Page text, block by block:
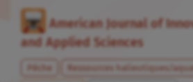
American Journal of
and Applied Sciences
Pêche
Ressources halieutiques/